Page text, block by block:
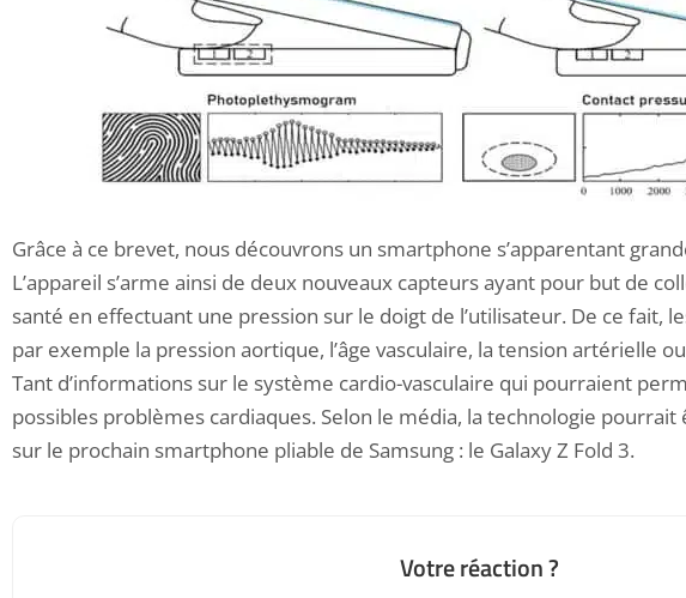
Grâce à ce brevet, nous découvrons un smartphone s’apparentant
L’appareil s’arme ainsi de deux nouveaux capteurs ayant pour but de
santé en effectuant une pression sur le doigt de l’utilisateur. De ce fait,
par exemple la pression aortique, l’âge vasculaire, la tension artérielle
Tant d’informations sur le système cardio-vasculaire qui pourraient
possibles problèmes cardiaques. Selon le média, la technologie
sur le prochain smartphone pliable de Samsung : le Galaxy Z Fold 3.
Votre réaction ?